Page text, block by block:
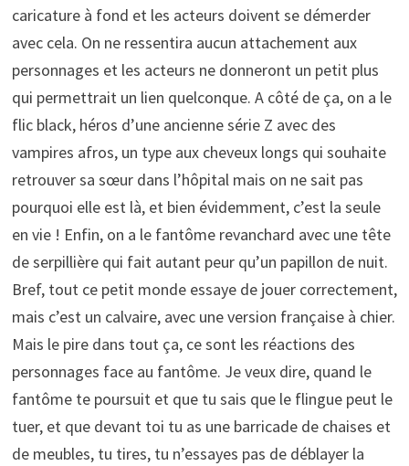
caricature à fond et les acteurs doivent se démerder
avec cela. On ne ressentira aucun attachement aux
personnages et les acteurs ne donneront un petit plus
qui permettrait un lien quelconque. A côté de ça, on a le
flic black, héros d’une ancienne série Z avec des
vampires afros, un type aux cheveux longs qui souhaite
retrouver sa sœur dans l’hôpital mais on ne sait pas
pourquoi elle est là, et bien évidemment, c’est la seule
en vie ! Enfin, on a le fantôme revanchard avec une tête
de serpillière qui fait autant peur qu’un papillon de nuit.
Bref, tout ce petit monde essaye de jouer correctement,
mais c’est un calvaire, avec une version française à chier.
Mais le pire dans tout ça, ce sont les réactions des
personnages face au fantôme. Je veux dire, quand le
fantôme te poursuit et que tu sais que le flingue peut le
tuer, et que devant toi tu as une barricade de chaises et
de meubles, tu tires, tu n’essayes pas de déblayer la